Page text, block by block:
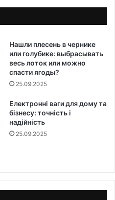
Нашли плесень в чернике
или голубике: выбрасывать
весь лоток или можно
спасти ягоды?
25.09.2025
Електронні ваги для дому та
бізнесу: точність і
надійність
25.09.2025